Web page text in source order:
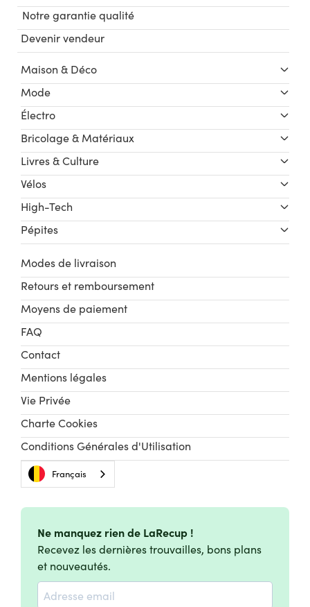
Notre garantie qualité
Devenir vendeur
Maison & Déco
Mode
Électro
Bricolage & Matériaux
Livres & Culture
Vélos
High-Tech
Pépites
Modes de livraison
Retours et remboursement
Moyens de paiement
FAQ
Contact
Mentions légales
Vie Privée
Charte Cookies
Conditions Générales d'Utilisation
Français
Ne manquez rien de LaRecup !
Recevez les dernières trouvailles, bons plans
et nouveautés.